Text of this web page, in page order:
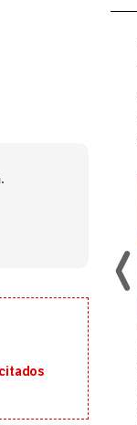
magnitud
una